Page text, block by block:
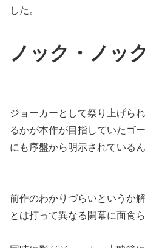
した。
ノック・ノッ
ジョーカーとして祭り上げら
るかが本作が目指していたゴ
にも序盤から明示されているん
前作のわかりづらいというか
とは打って異なる開幕に面食